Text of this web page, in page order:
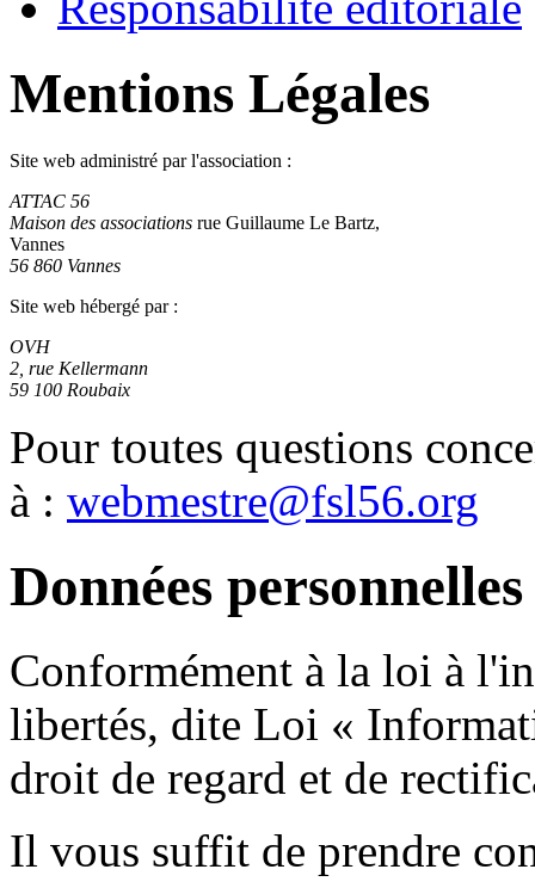
Mentions Légales
Site web administré par l'association :
ATTAC 56
Maison des associations rue Guillaume Le Bartz,
Vannes
56 860 Vannes
Site web hébergé par :
OVH
2, rue Kellermann
59 100 Roubaix
Pour toutes questions
à : webmestre@fsl56.org
Données personnelles
Conformément à la loi à
libertés, dite Loi «
droit de regard et de
Il vous suffit de prendre